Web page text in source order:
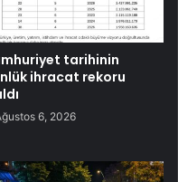
tarihinin
ihracat rekoru
6, 2026